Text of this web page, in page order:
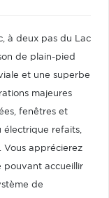
à deux pas du Lac
de plain-pied
et une superbe
majeures
fenêtres et
électrique refaits,
Vous apprécierez
pouvant accueillir
de